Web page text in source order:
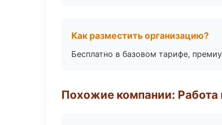
Как разместить организацию?
Бесплатно в базовом тарифе,
Похожие компании: Работа